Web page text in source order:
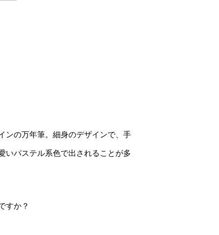
ンの万年筆。細身のデザインで、手
いパステル系色で出されることが多
すか？